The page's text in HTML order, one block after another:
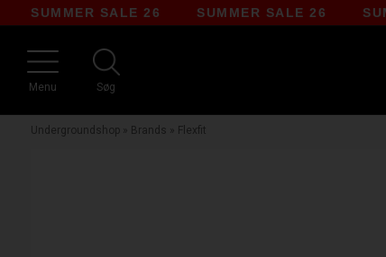
SUMMER SALE 26 SUMMER SALE 26
Menu Søg
Undergroundshop» Brands » Flexfit